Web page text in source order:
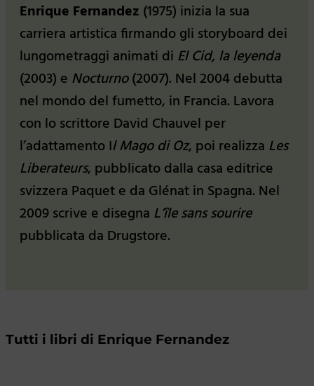
Enrique Fernandez (1975) inizia la sua
carriera artistica firmando gli storyboard dei
lungometraggi animati di El Cid, la leyenda
(2003) e Nocturno(2007). Nel 2004 debutta
nel mondo del fumetto, in Francia. Lavora
con lo scrittore David Chauvel per
l’adattamento Il Mago di Oz, poi realizza Les
Liberateurs, pubblicato dalla casa editrice
svizzera Paquet e da Glénat in Spa­gna. Nel
2009 scrive e disegna L’île sans sourire
pubblicata da Drugstore.
Tutti i libri di Enrique Fernandez